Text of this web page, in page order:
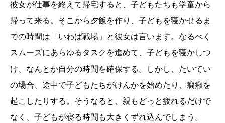
彼女が仕事を終えて帰宅すると、子どもたちも学童から
帰って来る。そこから夕飯を作り、子どもを寝かせるま
での時間は「いわば戦場」と彼女は言います。なるべく
スムーズにあらゆるタスクを進めて、子どもを寝かしつ
け、なんとか自分の時間を確保する。しかし、たいてい
の場合、途中で子どもたちがけんかを始めたり、癇癪を
起こしたりする。そうなると、親もどっと疲れるだけで
なく、子どもが寝る時間も大きくずれ込んでしまう。